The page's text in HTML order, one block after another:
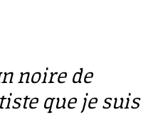
noire de
que je suis